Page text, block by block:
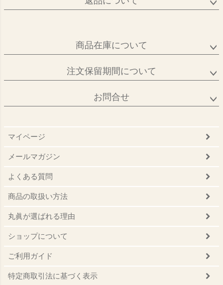
商品在庫について
注文保留期間について
お問合せ
マイページ
メールマガジン
よくある質問
商品の取扱い方法
丸眞が選ばれる理由
ショップについて
ご利用ガイド
特定商取引法に基づく表示